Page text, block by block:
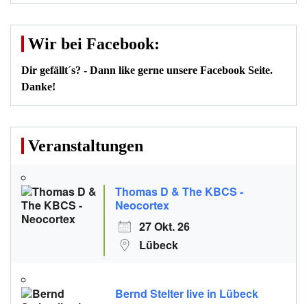
Wir bei Facebook:
Dir gefällt´s? - Dann like gerne unsere Facebook Seite.
Danke!
Veranstaltungen
Thomas D & The KBCS -
Neocortex
27 Okt. 26
Lübeck
Bernd Stelter live in Lübeck